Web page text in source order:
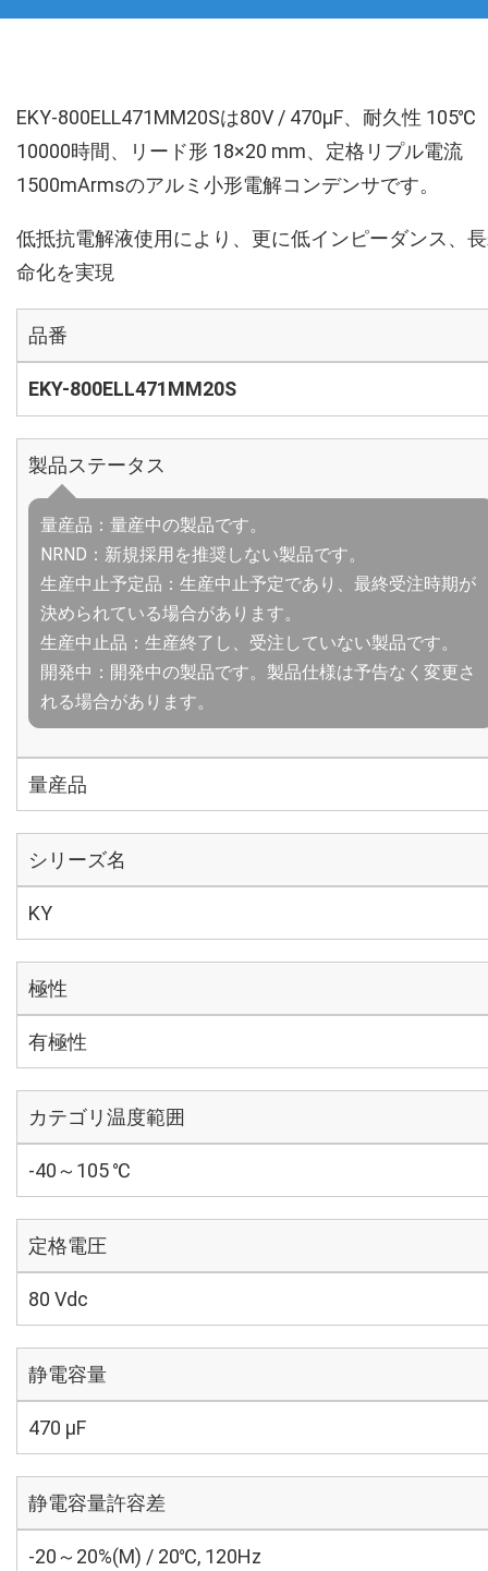
EKY-800ELL471MM20Sは80V / 470µF、耐久性 105℃
10000時間、リード形 18×20 mm、定格リプル電流
1500mArmsのアルミ小形電解コンデンサです。
低抵抗電解液使用により、更に低インピーダンス、
命化を実現
品番
EKY-800ELL471MM20S
製品ステータス
量産品：量産中の製品です。
NRND：新規採用を推奨しない製品です。
生産中止予定品：生産中止予定であり、最終受注時期が
決められている場合があります。
生産中止品：生産終了し、受注していない製品です。
開発中：開発中の製品です。製品仕様は予告なく変更さ
れる場合があります。
量産品
シリーズ名
KY
極性
有極性
カテゴリ温度範囲
-40～105 ℃
定格電圧
80 Vdc
静電容量
470 µF
静電容量許容差
-20～20%(M) / 20℃, 120Hz